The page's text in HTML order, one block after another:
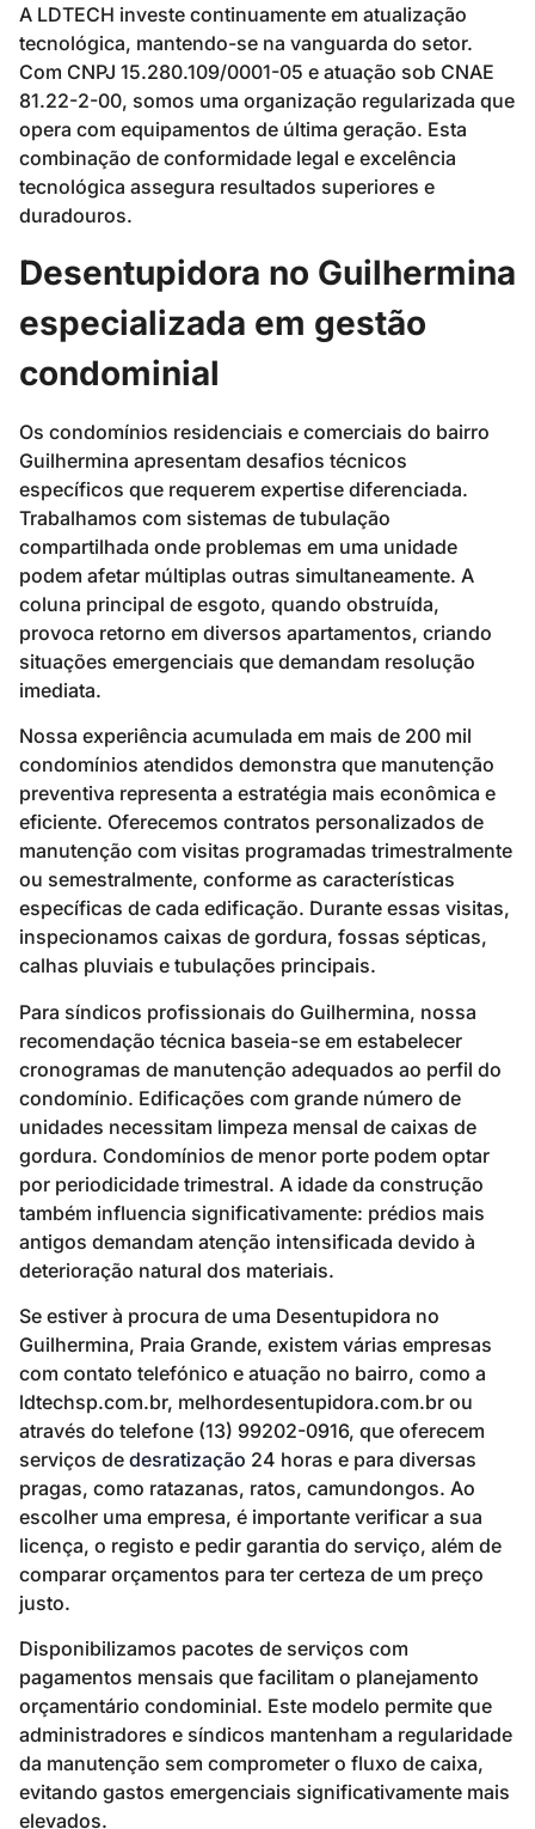
A LDTECH investe continuamente em atualização
tecnológica, mantendo-se na vanguarda do setor.
Com CNPJ 15.280.109/0001-05 e atuação sob CNAE
81.22-2-00, somos uma organização regularizada que
opera com equipamentos de última geração. Esta
combinação de conformidade legal e excelência
tecnológica assegura resultados superiores e
duradouros.
Desentupidora no Guilhermina
especializada em gestão
condominial
Os condomínios residenciais e comerciais do bairro
Guilhermina apresentam desafios técnicos
específicos que requerem expertise diferenciada.
Trabalhamos com sistemas de tubulação
compartilhada onde problemas em uma unidade
podem afetar múltiplas outras simultaneamente. A
coluna principal de esgoto, quando obstruída,
provoca retorno em diversos apartamentos, criando
situações emergenciais que demandam resolução
imediata.
Nossa experiência acumulada em mais de 200 mil
condomínios atendidos demonstra que manutenção
preventiva representa a estratégia mais econômica e
eficiente. Oferecemos contratos personalizados de
manutenção com visitas programadas trimestralmente
ou semestralmente, conforme as características
específicas de cada edificação. Durante essas visitas,
inspecionamos caixas de gordura, fossas sépticas,
calhas pluviais e tubulações principais.
Para síndicos profissionais do Guilhermina, nossa
recomendação técnica baseia-se em estabelecer
cronogramas de manutenção adequados ao perfil do
condomínio. Edificações com grande número de
unidades necessitam limpeza mensal de caixas de
gordura. Condomínios de menor porte podem optar
por periodicidade trimestral. A idade da construção
também influencia significativamente: prédios mais
antigos demandam atenção intensificada devido à
deterioração natural dos materiais.
Se estiver à procura de uma Desentupidora no
Guilhermina, Praia Grande, existem várias empresas
com contato telefónico e atuação no bairro, como a
ldtechsp.com.br, melhordesentupidora.com.br ou
através do telefone (13) 99202-0916, que oferecem
serviços de desratização 24 horas e para diversas
pragas, como ratazanas, ratos, camundongos. Ao
escolher uma empresa, é importante verificar a sua
licença, o registo e pedir garantia do serviço, além de
comparar orçamentos para ter certeza de um preço
justo.
Disponibilizamos pacotes de serviços com
pagamentos mensais que facilitam o planejamento
orçamentário condominial. Este modelo permite que
administradores e síndicos mantenham a regularidade
da manutenção sem comprometer o fluxo de caixa,
evitando gastos emergenciais significativamente mais
elevados.